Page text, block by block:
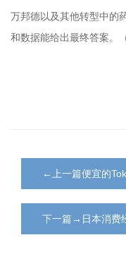
万邦德以及其他转型中的
和数据能给出最终答案。
←上一篇便宜的
下一篇→日本消费